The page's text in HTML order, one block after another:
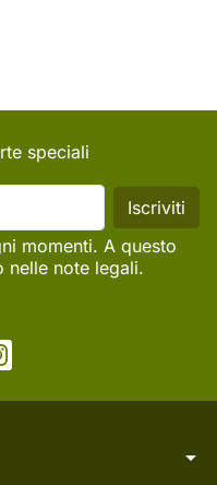
speciali
momenti. A questo
nelle note legali.
arrow_drop_down